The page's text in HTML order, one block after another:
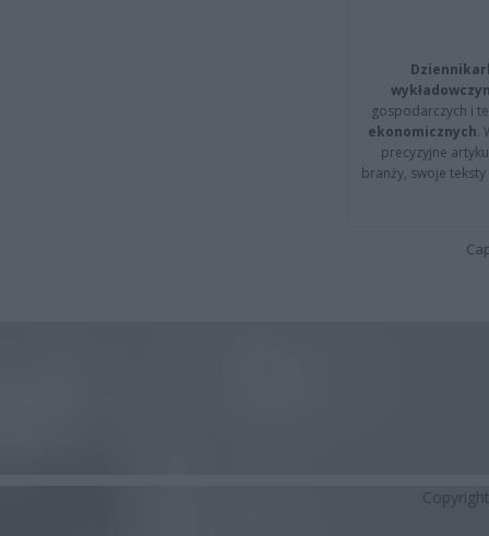
gospodarczych i
ekonomicznych.
precyzyjne
branży, swoje